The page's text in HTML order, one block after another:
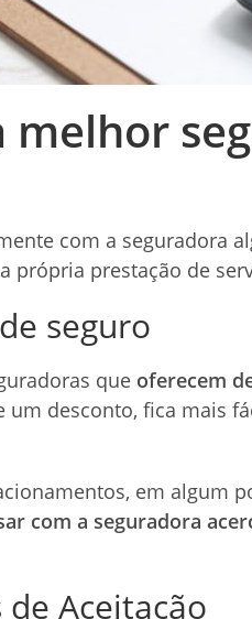
melhor
com a seguradora
própria prestação de
seguro
que oferecem
desconto, fica mais
em algum
com a seguradora
de Aceitação